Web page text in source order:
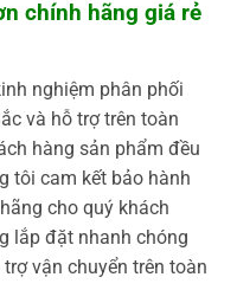
chính hãng giá rẻ
nghiệm phân phối
và hỗ trợ trên toàn
hàng sản phẩm đều
tôi cam kết bảo hành
cho quý khách
lắp đặt nhanh chóng
vận chuyển trên toàn